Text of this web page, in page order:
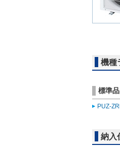
機種
標準品
PUZ-
納入